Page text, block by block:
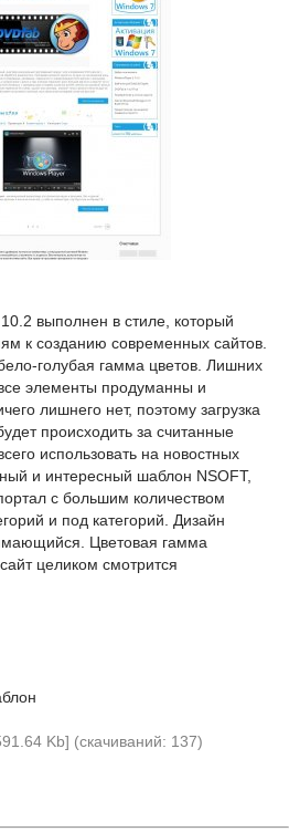
выполнен в стиле, который
к созданию современных сайтов.
голубая гамма цветов. Лишних
элементы продуманны и
лишнего нет, поэтому загрузка
происходить за считанные
использовать на новостных
и интересный шаблон NSOFT,
с большим количеством
и под категорий. Дизайн
Цветовая гамма
целиком смотрится
Kb] (cкачиваний: 137)